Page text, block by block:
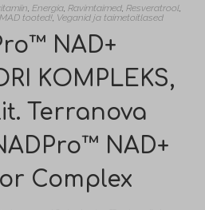
, Energia, Ravimtaimed, Resveratrool,
tooted!, Veganid ja taimetoitlased
NAD+
KOMPLEKS,
Terranova
NAD+
Complex